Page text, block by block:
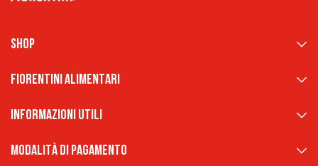
Shop
Fiorentini Alimentari
Informazioni Utili
Modalità di pagamento